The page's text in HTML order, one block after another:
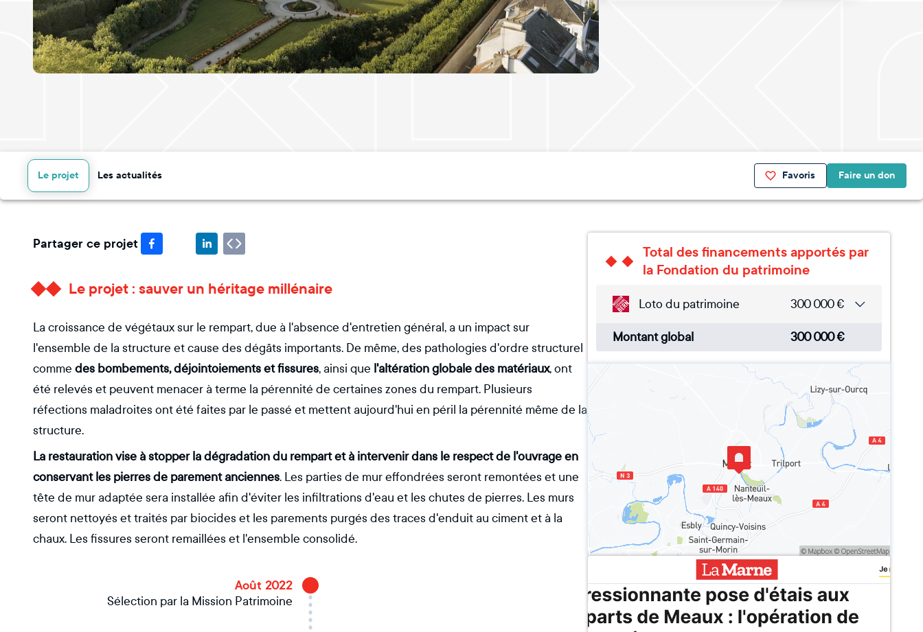
Favoris Faire un don
Le projet Les actualités
Partager ce projet
Le projet : sauver un héritage millénaire
La croissance de végétaux sur le rempart, due à l'absence d'entretien général, a un impact sur
l'ensemble de la structure et cause des dégâts importants. De même, des pathologies d'ordre structurel
comme des bombements, déjointoiements et fissures, ainsi que l'altération globale des matériaux, ont
été relevés et peuvent menacer à terme la pérennité de certaines zones du rempart. Plusieurs
réfections maladroites ont été faites par le passé et mettent aujourd'hui en péril la pérennité même de la
structure.
La restauration vise à stopper la dégradation du rempart et à intervenir dans le respect de l'ouvrage en
conservant les pierres de parement anciennes. Les parties de mur effondrées seront remontées et une
tête de mur adaptée sera installée afin d'éviter les infiltrations d'eau et les chutes de pierres. Les murs
seront nettoyés et traités par biocides et les parements purgés des traces d'enduit au ciment et à la
chaux. Les fissures seront remaillées et l'ensemble consolidé.
Août 2022
Sélection par la Mission Patrimoine
Total des financements apportés par
la Fondation du patrimoine
Loto du patrimoine 300 000€
Montant global 300 000€